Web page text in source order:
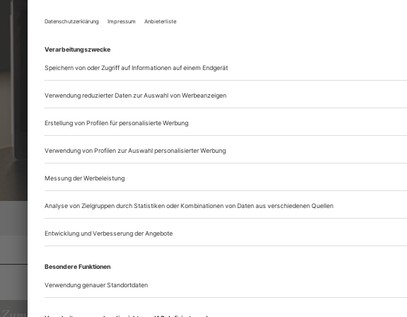
Lesegenuss auf
Opernwelt
Sie können alle Vorteile
sofort nutzen
Digital-Abo testen